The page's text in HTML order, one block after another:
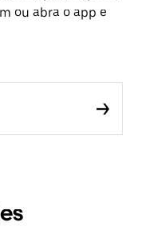
ou abra o app e